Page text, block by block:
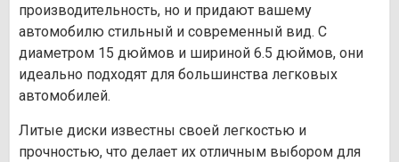
производительность, но и придают вашему
автомобилю стильный и современный вид. С
диаметром 15 дюймов и шириной 6.5 дюймов, они
идеально подходят для большинства легковых
автомобилей.
Литые диски известны своей легкостью и
прочностью, что делает их отличным выбором для